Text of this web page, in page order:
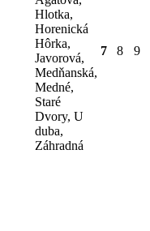
Hlotka,
Horenická
Hôrka,
Javorová,
Medňanská,
Medné,
Staré
Dvory, U
duba,
Záhradná
7 8 9